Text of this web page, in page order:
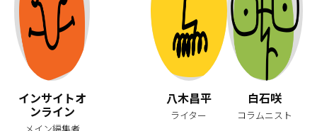
インサイトオ
ンライン
八木昌平
ライター
白石咲
コラムニスト